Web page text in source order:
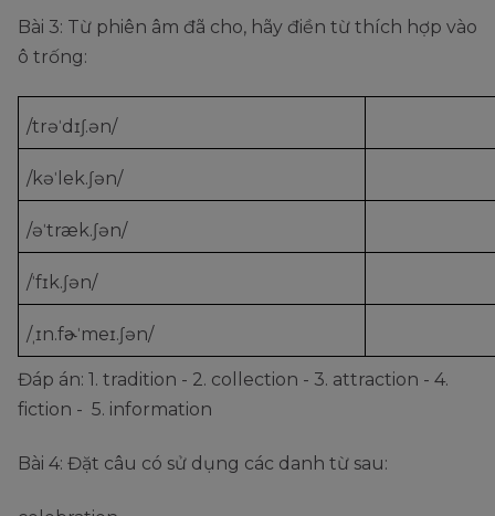
Bài 3: Từ phiên âm đã cho, hãy điền từ thích hợp vào
ô trống:
/trəˈdɪʃ.ən/
/kəˈlek.ʃən/
/əˈtræk.ʃən/
/ˈfɪk.ʃən/
/ˌɪn.fɚˈmeɪ.ʃən/
Đáp án: 1. tradition - 2. collection - 3. attraction - 4.
fiction - 5. information
Bài 4: Đặt câu có sử dụng các danh từ sau: